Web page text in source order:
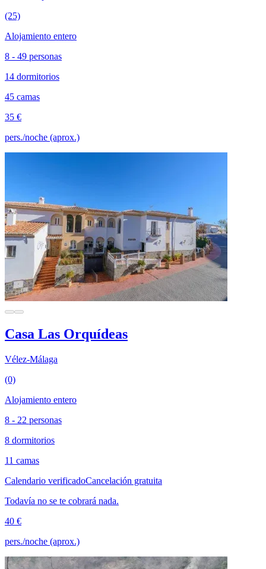
(25)
Alojamiento entero
8 - 49 personas
14 dormitorios
45 camas
35 €
pers./noche (aprox.)
Casa Las Orquídeas
Vélez-Málaga
(0)
Alojamiento entero
8 - 22 personas
8 dormitorios
11 camas
Calendario verificadoCancelación gratuita
Todavía no se te cobrará nada.
40 €
pers./noche (aprox.)